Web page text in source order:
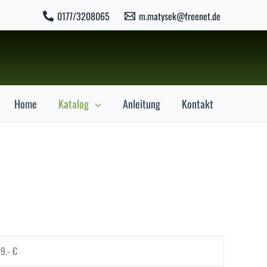
0177/3208065 m.matysek@freenet.de
Home Katalog Anleitung Kontakt
€